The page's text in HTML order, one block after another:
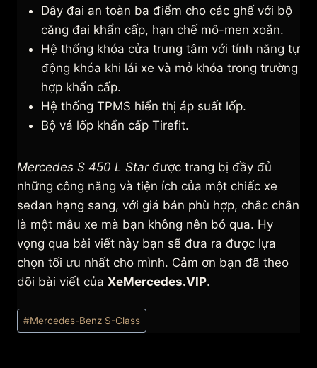
Dây đai an toàn ba điểm cho các ghế với bộ
căng đai khẩn cấp, hạn chế mô-men xoắn.
Hệ thống khóa cửa trung tâm với tính năng tự
động khóa khi lái xe và mở khóa trong trường
hợp khẩn cấp.
Hệ thống TPMS hiển thị áp suất lốp.
Bộ vá lốp khẩn cấp Tirefit.
Mercedes S 450 L Starđược trang bị đầy đủ
những công năng và tiện ích của một chiếc xe
sedan hạng sang, với giá bán phù hợp, chắc chắn
là một mẫu xe mà bạn không nên bỏ qua. Hy
vọng qua bài viết này bạn sẽ đưa ra được lựa
chọn tối ưu nhất cho mình. Cảm ơn bạn đã theo
dõi bài viết của XeMercedes.VIP.
Post
Tags:
#Mercedes-Benz S-Class